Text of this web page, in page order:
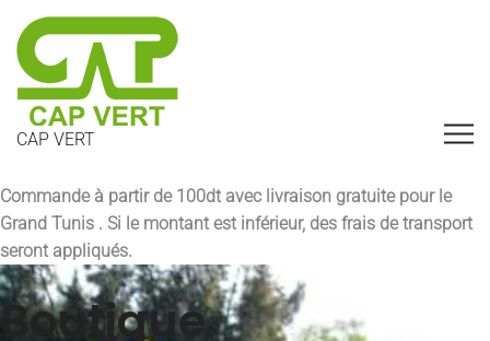
CAP VERT
Commande à partir de 100dt avec livraison gratuite pour le
Grand Tunis . Si le montant est inférieur, des frais de transport
seront appliqués.
Boutique